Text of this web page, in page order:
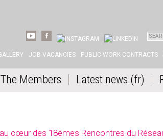
JOB VACANCIES PUBLIC WORK CONTRACTS
The Members Latest news (fr)
cœur des 18èmes Rencontres du